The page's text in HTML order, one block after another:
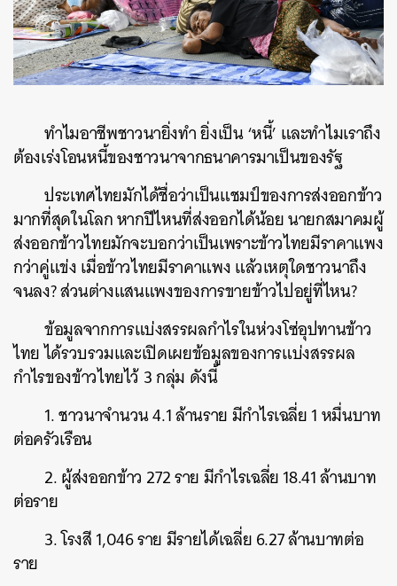
ทำไมอาชีพชาวนายิ่งทำ ยิ่งเป็น ‘หนี้’ และทำไมเราถึง
ต้องเร่งโอนหนี้ของชาวนาจากธนาคารมาเป็นของรัฐ
ประเทศไทยมักได้ชื่อว่าเป็นแชมป์ของการส่งออกข้าว
มากที่สุดในโลก หากปีไหนที่ส่งออกได้น้อย นายกสมาคมผู้
ส่งออกข้าวไทยมักจะบอกว่าเป็นเพราะข้าวไทยมีราคาแพง
กว่าคู่แข่ง เมื่อข้าวไทยมีราคาแพง แล้วเหตุใดชาวนาถึง
จนลง? ส่วนต่างแสนแพงของการขายข้าวไปอยู่ที่ไหน?
ข้อมูลจากการแบ่งสรรผลกำไรในห่วงโซ่อุปทานข้าว
ไทย ได้รวบรวมและเปิดเผยข้อมูลของการแบ่งสรรผล
กำไรของข้าวไทยไว้ 3 กลุ่ม ดังนี้
1. ชาวนาจำนวน 4.1 ล้านราย มีกำไรเฉลี่ย 1 หมื่นบาท
ต่อครัวเรือน
2. ผู้ส่งออกข้าว 272 ราย มีกำไรเฉลี่ย 18.41 ล้านบาท
ต่อราย
3. โรงสี 1,046 ราย มีรายได้เฉลี่ย 6.27 ล้านบาทต่อ
ราย
ค้นหา
SHARE TWEET LINE EMAIL